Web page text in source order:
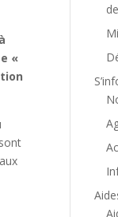
à
«